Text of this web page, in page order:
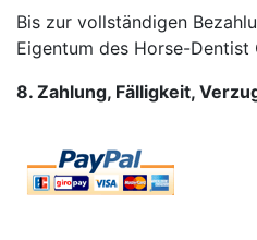
Bis zur vollständigen
Eigentum des Horse-Dentist
8. Zahlung, Fälligkeit,